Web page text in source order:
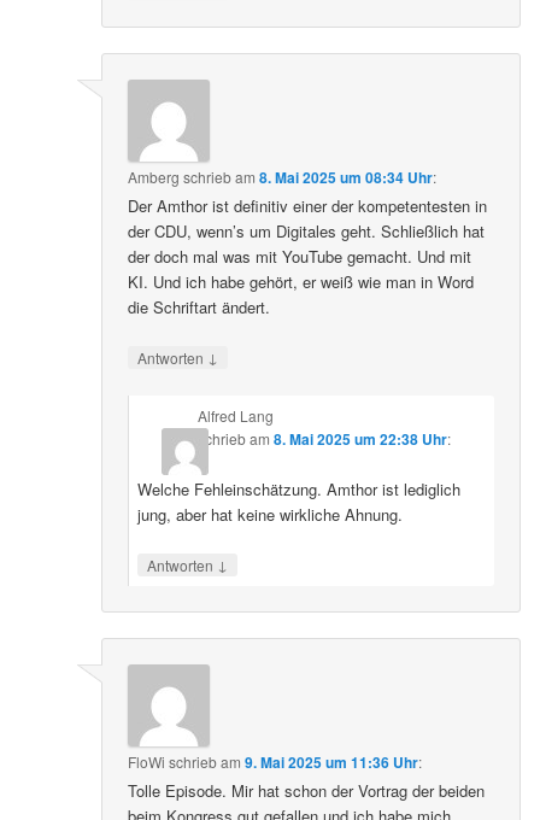
Amberg schriebam8. Mai 2025 um 08:34 Uhr:
Der Amthor ist definitiv einer der kompetentesten in
der CDU, wenn’s um Digitales geht. Schließlich hat
der doch mal was mit YouTube gemacht. Und mit
KI. Und ich habe gehört, er weiß wie man in Word
die Schriftart ändert.
Antworten ↓
Alfred Lang
schriebam 8. Mai 2025 um 22:38 Uhr:
Welche Fehleinschätzung. Amthor ist lediglich
jung, aber hat keine wirkliche Ahnung.
Antworten ↓
FloWi schriebam9. Mai 2025 um 11:36 Uhr:
Tolle Episode. Mir hat schon der Vortrag der beiden